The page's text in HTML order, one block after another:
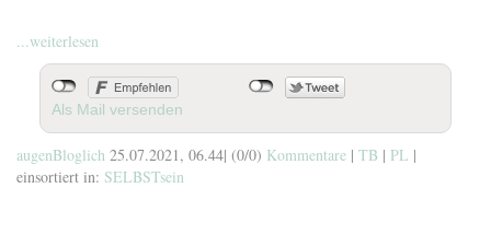
...weiterlesen
Als Mail versenden
augenBloglich 25.07.2021, 06.44| (0/0) Kommentare | TB | PL |
einsortiert in: SELBSTsein